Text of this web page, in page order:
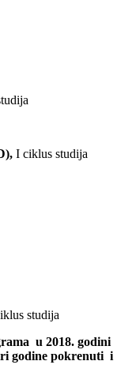
I ciklus studija
studija
u 2018. godini
godine pokrenuti i